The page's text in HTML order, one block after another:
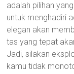
adalah pilihan
untuk menghadiri
elegan akan
tas yang tepat
Jadi, silakan
kamu tidak